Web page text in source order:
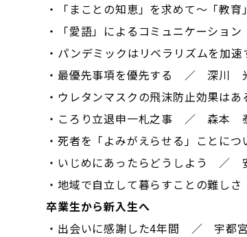
・「まことの知恵」を求めて～「
・「愛語」によるコミュニケーシ
・パンデミックはリベラリズムを
・最優先事項を優先する ／ 深川 光
・ウレタンマスクの飛沫防止効果
・ころり立退申一札之事 ／ 森本 泰
・死者を「よみがえらせる」こと
・いじめにあったらどうしよう ／
・地域で自立して暮らすことの難
卒業生から新入生へ
・出会いに感謝した4年間 ／ 宇都宮